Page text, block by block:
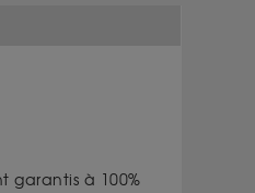
garantis à 100%